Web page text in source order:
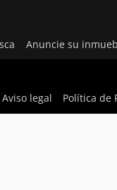
Anuncie su
Aviso legal Política de